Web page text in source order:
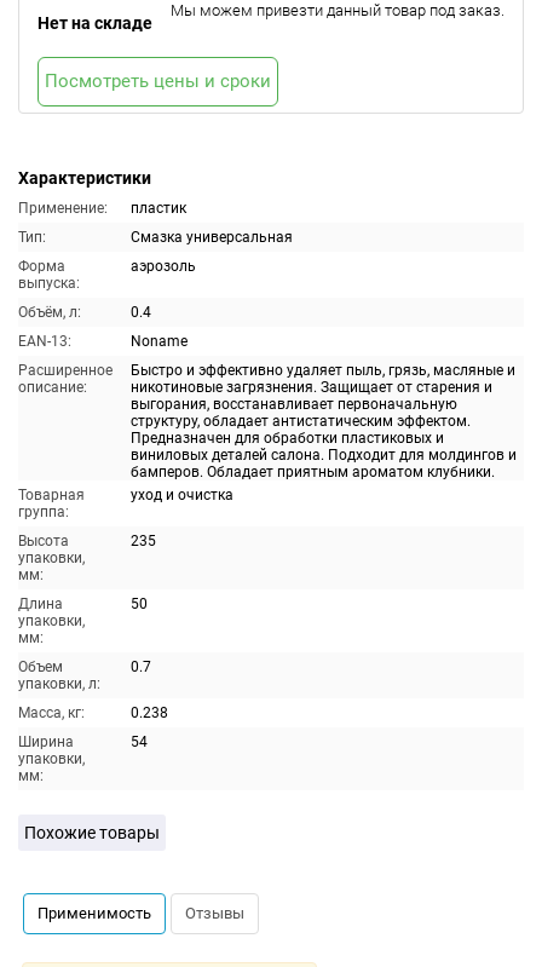
Характеристики
Применение:
пластик
Тип:
Смазка универсальная
Форма
выпуска:
аэрозоль
Объём, л:
0.4
EAN-13:
Noname
Расширенное
описание:
Быстро и эффективно удаляет пыль, грязь, масляные и
никотиновые загрязнения. Защищает от старения и
выгорания, восстанавливает первоначальную
структуру, обладает антистатическим эффектом.
Предназначен для обработки пластиковых и
виниловых деталей салона. Подходит для молдингов и
бамперов. Обладает приятным ароматом клубники.
Товарная
группа:
уход и очистка
Высота
упаковки,
мм:
235
Длина
упаковки,
мм:
50
Объем
упаковки, л:
0.7
Масса, кг:
0.238
Ширина
упаковки,
мм:
54
Нет на складе
Мы можем привезти данный товар под заказ.
Посмотреть цены и сроки
Похожие товары
Применимость Отзывы